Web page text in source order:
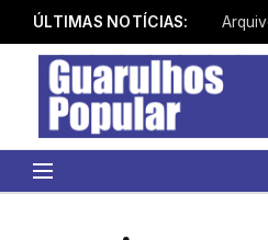
ÚLTIMAS NOTÍCIAS: